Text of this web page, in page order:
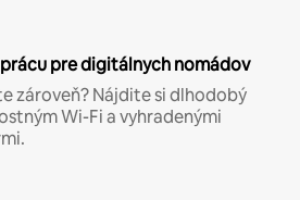
pre digitálnych nomádov
zároveň? Nájdite si dlhodobý
Wi-Fi a vyhradenými